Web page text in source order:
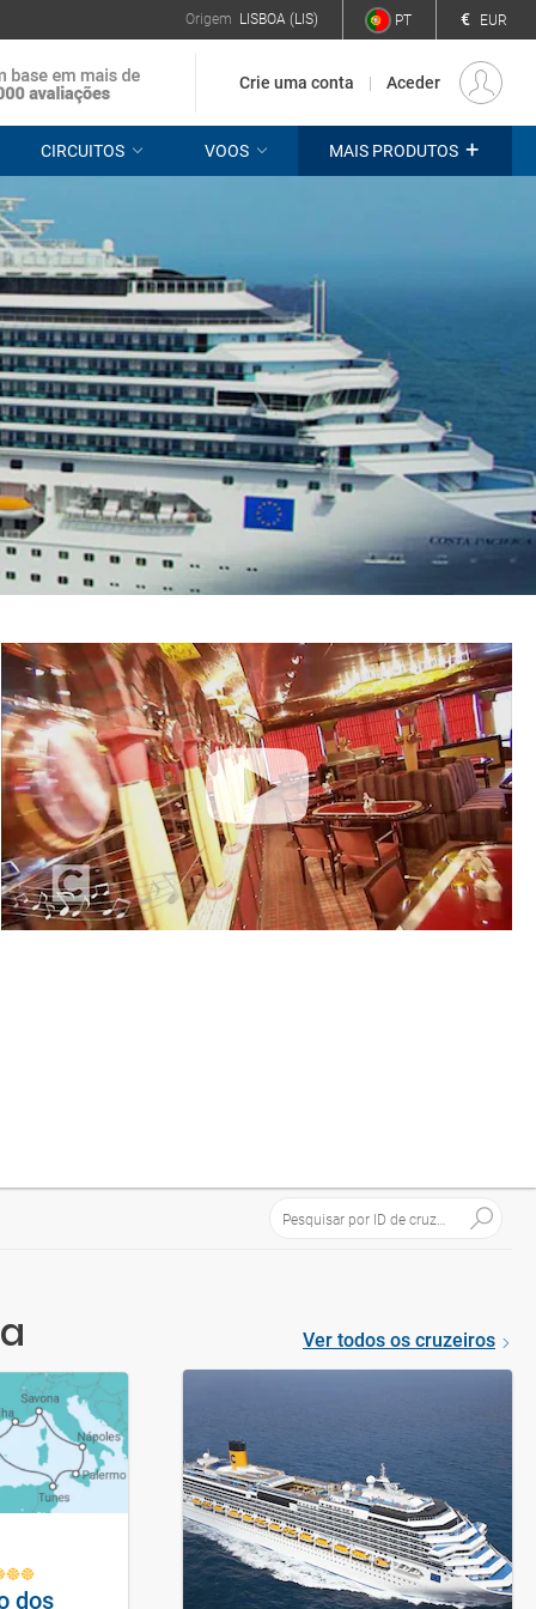
Origem LISBOA (LIS) PT € EUR
Crie uma conta Aceder
CIRCUITOS VOOS MAIS PRODUTOS +
Ver todos os cruzeiros
Costa Pacifica
Mediterrâneo dos
Sonhos
Costa